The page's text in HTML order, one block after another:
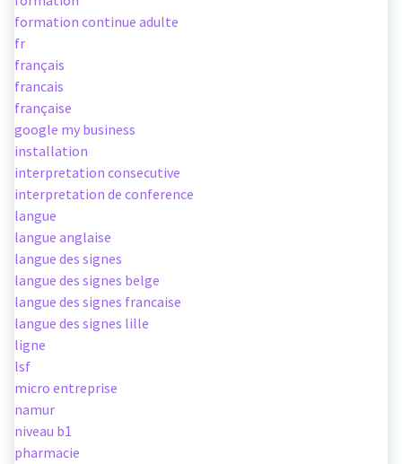
formation continue adulte
fr
français
francais
française
google my business
installation
interpretation consecutive
interpretation de conference
langue
langue anglaise
langue des signes
langue des signes belge
langue des signes francaise
langue des signes lille
ligne
lsf
micro entreprise
namur
niveau b1
pharmacie